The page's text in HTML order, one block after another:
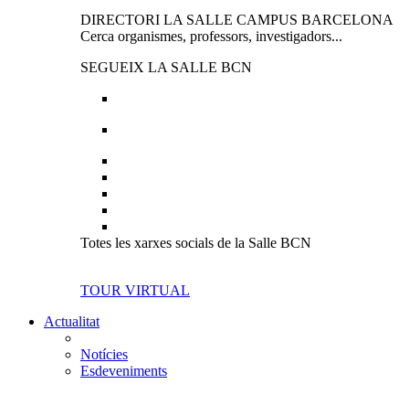
DIRECTORI LA SALLE CAMPUS BARCELONA
Cerca organismes, professors, investigadors...
SEGUEIX LA SALLE BCN
Totes les xarxes socials de la Salle BCN
TOUR VIRTUAL
Actualitat
Notícies
Esdeveniments